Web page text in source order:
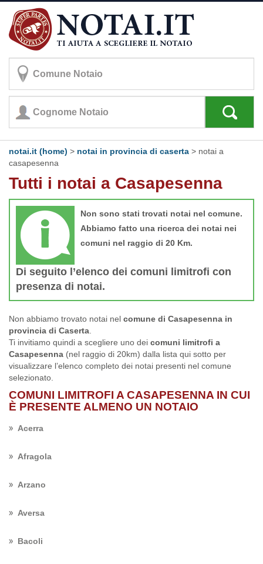
notai.it (home) > notai in provincia di caserta > notai a
casapesenna
Tutti i notai a Casapesenna
Non sono stati trovati notai nel comune.
Abbiamo fatto una ricerca dei notai nei
comuni nel raggio di 20 Km.
Di seguito l’elenco dei comuni limitrofi con
presenza di notai.
Non abbiamo trovato notai nel comune di Casapesenna in
provincia di Caserta
Ti invitiamo quindi a scegliere uno dei comuni limitrofi a
Casapesenna (nel raggio di 20km) dalla lista qui sotto per
visualizzare l’elenco completo dei notai presenti nel comune
selezionato.
COMUNI LIMITROFI A CASAPESENNA IN CUI
È PRESENTE ALMENO UN NOTAIO
Acerra
Afragola
Arzano
Aversa
Bacoli